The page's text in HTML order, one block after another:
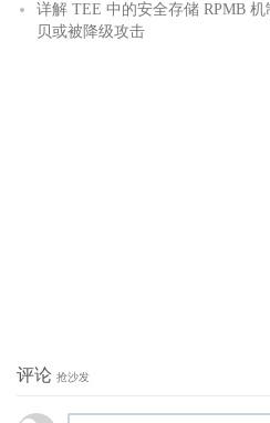
详解 TEE 中的安全存储 RPMB
贝或被降级攻击
评论 抢沙发